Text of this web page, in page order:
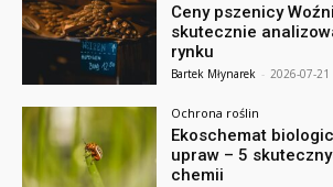
Ceny pszenicy
skutecznie
rynku
Bartek Młynarek - 2026-07-21
Ochrona roślin
Ekoschemat
upraw – 5
chemii